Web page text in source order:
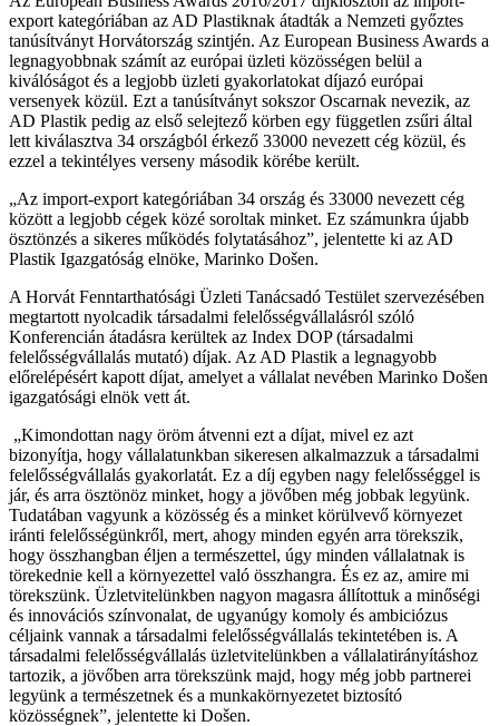
export kategóriában az AD Plastiknak átadták a Nemzeti győztes
tanúsítványt Horvátország szintjén. Az European Business Awards a
legnagyobbnak számít az európai üzleti közösségen belül a
kiválóságot és a legjobb üzleti gyakorlatokat díjazó európai
versenyek közül. Ezt a tanúsítványt sokszor Oscarnak nevezik, az
AD Plastik pedig az első selejtező körben egy független zsűri által
lett kiválasztva 34 országból érkező 33000 nevezett cég közül, és
ezzel a tekintélyes verseny második körébe került.
„Az import-export kategóriában 34 ország és 33000 nevezett cég
között a legjobb cégek közé soroltak minket. Ez számunkra újabb
ösztönzés a sikeres működés folytatásához”, jelentette ki az AD
Plastik Igazgatóság elnöke, Marinko Došen.
A Horvát Fenntarthatósági Üzleti Tanácsadó Testület szervezésében
megtartott nyolcadik társadalmi felelősségvállalásról szóló
Konferencián átadásra kerültek az Index DOP (társadalmi
felelősségvállalás mutató) díjak. Az AD Plastik a legnagyobb
előrelépésért kapott díjat, amelyet a vállalat nevében Marinko Došen
igazgatósági elnök vett át.
„Kimondottan nagy öröm átvenni ezt a díjat, mivel ez azt
bizonyítja, hogy vállalatunkban sikeresen alkalmazzuk a társadalmi
felelősségvállalás gyakorlatát. Ez a díj egyben nagy felelősséggel is
jár, és arra ösztönöz minket, hogy a jövőben még jobbak legyünk.
Tudatában vagyunk a közösség és a minket körülvevő környezet
iránti felelősségünkről, mert, ahogy minden egyén arra törekszik,
hogy összhangban éljen a természettel, úgy minden vállalatnak is
törekednie kell a környezettel való összhangra. És ez az, amire mi
törekszünk. Üzletvitelünkben nagyon magasra állítottuk a minőségi
és innovációs színvonalat, de ugyanúgy komoly és ambiciózus
céljaink vannak a társadalmi felelősségvállalás tekintetében is. A
társadalmi felelősségvállalás üzletvitelünkben a vállalatirányításhoz
tartozik, a jövőben arra törekszünk majd, hogy még jobb partnerei
legyünk a természetnek és a munkakörnyezetet biztosító
közösségnek”, jelentette ki Došen.